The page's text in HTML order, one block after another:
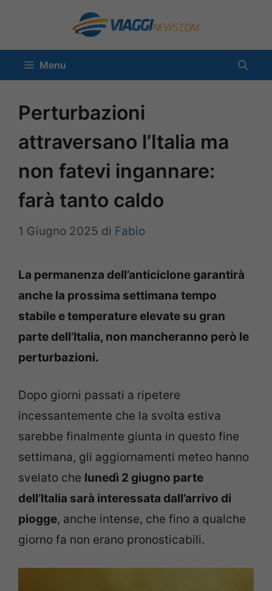
contenuto
Menu
Perturbazioni
attraversano l’Italia ma
non fatevi ingannare:
farà tanto caldo
1 Giugno 2025 di Fabio
La permanenza dell’anticiclone garantirà
anche la prossima settimana tempo
stabile e temperature elevate su gran
parte dell’Italia, non mancheranno però le
perturbazioni.
Dopo giorni passati a ripetere
incessantemente che la svolta estiva
sarebbe finalmente giunta in questo fine
settimana, gli aggiornamenti meteo hanno
svelato che lunedì 2 giugno parte
dell’Italia sarà interessata dall’arrivo di
piogge, anche intense, che fino a qualche
giorno fa non erano pronosticabili.